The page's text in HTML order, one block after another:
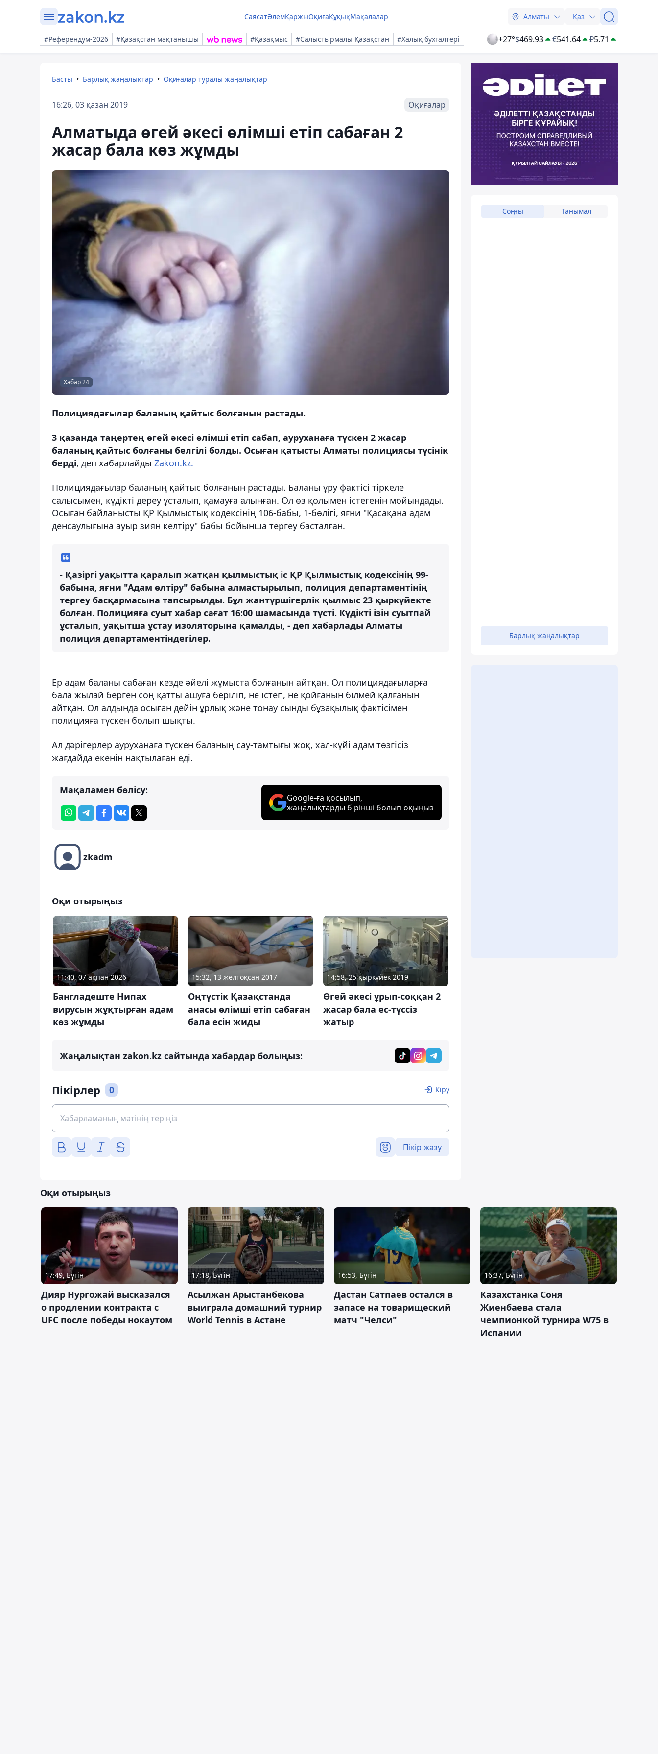
СаясатӘлемҚаржыОқиғаҚұқықМақалалар Алматы Қаз
#Референдум-2026 #Қазақстан мақтанышы #Қазақмыс #Салыстырмалы Қазақстан #Халық бухгалтері +27°$469.93 €541.64 ₽5.71
Басты Барлық жаңалықтар Оқиғалар туралы жаңалықтар
16:26, 03 қазан 2019 Оқиғалар
Алматыда өгей әкесі өлімші етіп сабаған 2
жасар бала көз жұмды
Хабар 24
Полициядағылар баланың қайтыс болғанын растады.
3 қазанда таңертең өгей әкесі өлімші етіп сабап, ауруханаға түскен 2 жасар
баланың қайтыс болғаны белгілі болды. Осыған қатысты Алматы полициясы түсінік
берді, деп хабарлайды Zakon.kz.
Полициядағылар баланың қайтыс болғанын растады. Баланы ұру фактісі тіркеле
салысымен, күдікті дереу ұсталып, қамауға алынған. Ол өз қолымен істегенін мойындады.
Осыған байланысты ҚР Қылмыстық кодексінің 106-бабы, 1-бөлігі, яғни "Қасақана адам
денсаулығына ауыр зиян келтіру" бабы бойынша тергеу басталған.
- Қазіргі уақытта қаралып жатқан қылмыстық іс ҚР Қылмыстық кодексінің 99-
бабына, яғни "Адам өлтіру" бабына алмастырылып, полиция департаментінің
тергеу басқармасына тапсырылды. Бұл жантүршігерлік қылмыс 23 қыркүйекте
болған. Полицияға суыт хабар сағат 16:00 шамасында түсті. Күдікті ізін суытпай
ұсталып, уақытша ұстау изоляторына қамалды, - деп хабарлады Алматы
полиция департаментіндегілер.
Ер адам баланы сабаған кезде әйелі жұмыста болғанын айтқан. Ол полициядағыларға
бала жылай берген соң қатты ашуға беріліп, не істеп, не қойғанын білмей қалғанын
айтқан. Ол алдында осыған дейін ұрлық және тонау сынды бұзақылық фактісімен
полицияға түскен болып шықты.
Ал дәрігерлер ауруханаға түскен баланың сау-тамтығы жоқ, хал-күйі адам төзгісіз
жағдайда екенін нақтылаған еді.
Мақаламен бөлісу:
Google-ға қосылып,
жаңалықтарды бірінші болып оқыңыз
zkadm
Оқи отырыңыз
11:40, 07 ақпан 2026
Бангладеште Нипах
вирусын жұқтырған адам
көз жұмды
15:32, 13 желтоқсан 2017
Оңтүстік Қазақстанда
анасы өлімші етіп сабаған
бала есін жиды
14:58, 25 қыркүйек 2019
Өгей әкесі ұрып-соққан 2
жасар бала ес-түссіз
жатыр
Жаңалықтан zakon.kz сайтында хабардар болыңыз:
Пікірлер 0 Кіру
Пікір жазу
Соңғы Танымал
Барлық жаңалықтар
Оқи отырыңыз
17:49, Бүгін
Дияр Нургожай высказался
о продлении контракта с
UFC после победы нокаутом
17:18, Бүгін
Асылжан Арыстанбекова
выиграла домашний турнир
World Tennis в Астане
16:53, Бүгін
Дастан Сатпаев остался в
запасе на товарищеский
матч "Челси"
16:37, Бүгін
Казахстанка Соня
Жиенбаева стала
чемпионкой турнира W75 в
Испании